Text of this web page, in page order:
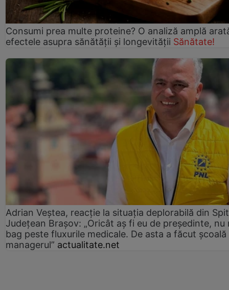
Consumi prea multe proteine? O analiză amplă
efectele asupra sănătății și longevității Sănătate!
Adrian Veștea, reacție la situația deplorabilă din
Județean Brașov: „Oricât aș fi eu de președinte, nu
bag peste fluxurile medicale. De asta a făcut școală
managerul” actualitate.net